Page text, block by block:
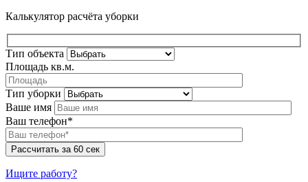
Калькулятор расчёта уборки
Тип объекта
Площадь кв.м.
Тип уборки
Ваше имя
Ваш телефон*
Ищите работу?